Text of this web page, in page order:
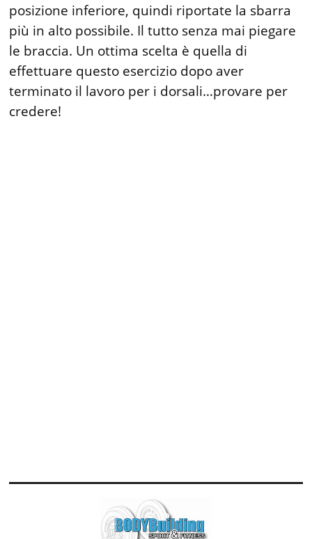
posizione inferiore, quindi riportate la sbarra
più in alto possibile. Il tutto senza mai piegare
le braccia. Un ottima scelta è quella di
effettuare questo esercizio dopo aver
terminato il lavoro per i dorsali…provare per
credere!